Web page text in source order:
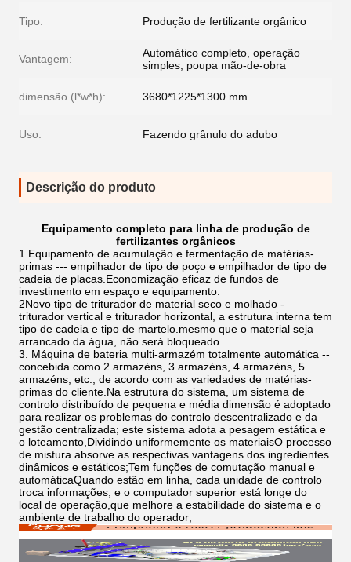
Tipo: Produção de fertilizante orgânico
Vantagem:
Automático completo, operação
simples, poupa mão-de-obra
dimensão (l*w*h): 3680*1225*1300 mm
Uso: Fazendo grânulo do adubo
Descrição do produto
Equipamento completo para linha de produção de
fertilizantes orgânicos
1 Equipamento de acumulação e fermentação de matérias-
primas --- empilhador de tipo de poço e empilhador de tipo de
cadeia de placas.Economização eficaz de fundos de
investimento em espaço e equipamento.
2Novo tipo de triturador de material seco e molhado -
triturador vertical e triturador horizontal, a estrutura interna tem
tipo de cadeia e tipo de martelo.mesmo que o material seja
arrancado da água, não será bloqueado.
3. Máquina de bateria multi-armazém totalmente automática --
concebida como 2 armazéns, 3 armazéns, 4 armazéns, 5
armazéns, etc., de acordo com as variedades de matérias-
primas do cliente.Na estrutura do sistema, um sistema de
controlo distribuído de pequena e média dimensão é adoptado
para realizar os problemas do controlo descentralizado e da
gestão centralizada; este sistema adota a pesagem estática e
o loteamento,Dividindo uniformemente os materiaisO processo
de mistura absorve as respectivas vantagens dos ingredientes
dinâmicos e estáticos;Tem funções de comutação manual e
automáticaQuando estão em linha, cada unidade de controlo
troca informações, e o computador superior está longe do
local de operação,que melhore a estabilidade do sistema e o
ambiente de trabalho do operador;